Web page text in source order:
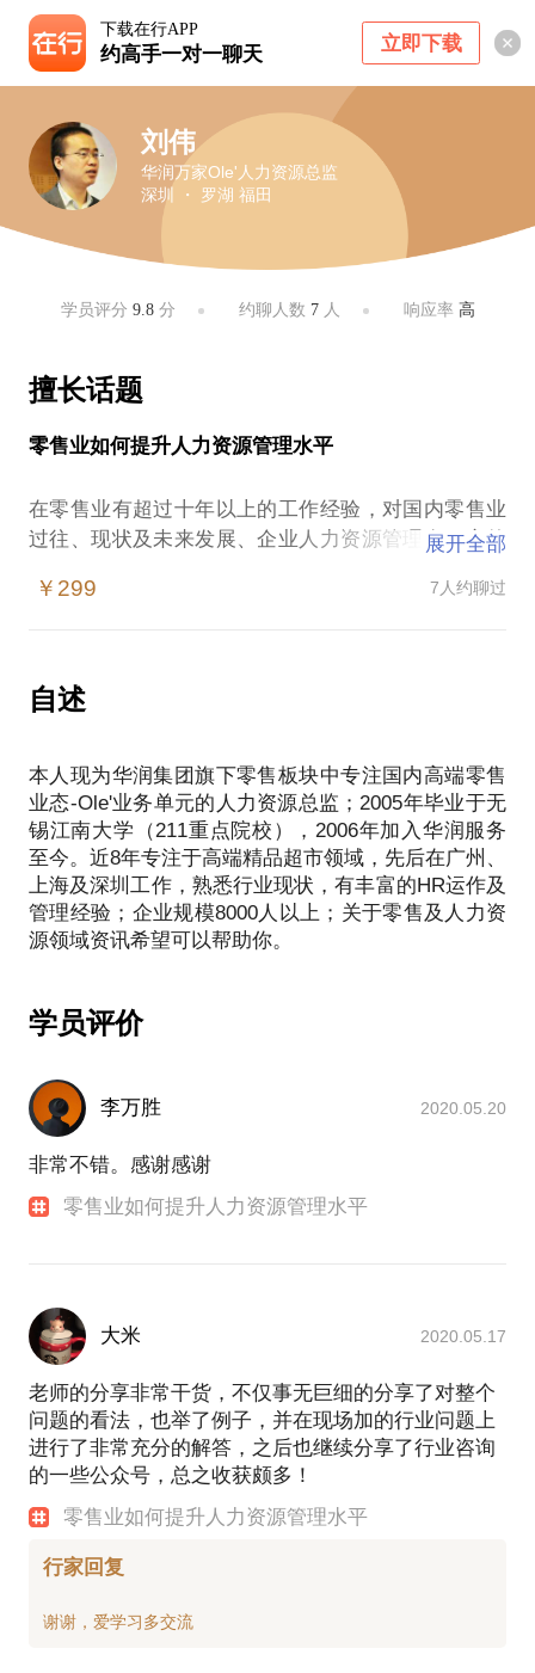
下载在行APP
约高手一对一聊天 立即下载
刘伟
华润万家Ole'人力资源总监
深圳 ・ 罗湖 福田
学员评分 9.8分 约聊人数 7人 响应率 高
擅长话题
零售业如何提升人力资源管理水平
在零售业有超过十年以上的工作经验，对国内零售业
过往、现状及未来发展、企业人力资源管理有一定的
全盘规划/运营、管培生培养、人才发展、企业培训体
高端零售业态发展现状；
零售业人力资源体系；
展店过程中的人力资源匹配；
管理培训生项目运作指导。
展开全部
￥299 7人约聊过
自述
本人现为华润集团旗下零售板块中专注国内高端零售
业态-Ole'业务单元的人力资源总监；2005年毕业于无
锡江南大学（211重点院校），2006年加入华润服务
至今。近8年专注于高端精品超市领域，先后在广州、
上海及深圳工作，熟悉行业现状，有丰富的HR运作及
管理经验；企业规模8000人以上；关于零售及人力资
学员评价
李万胜 2020.05.20
非常不错。感谢感谢
零售业如何提升人力资源管理水平
大米 2020.05.17
老师的分享非常干货，不仅事无巨细的分享了对整个
问题的看法，也举了例子，并在现场加的行业问题上
进行了非常充分的解答，之后也继续分享了行业咨询
的一些公众号，总之收获颇多！
零售业如何提升人力资源管理水平
行家回复